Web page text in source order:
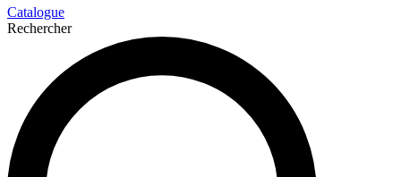
Catalogue
Rechercher